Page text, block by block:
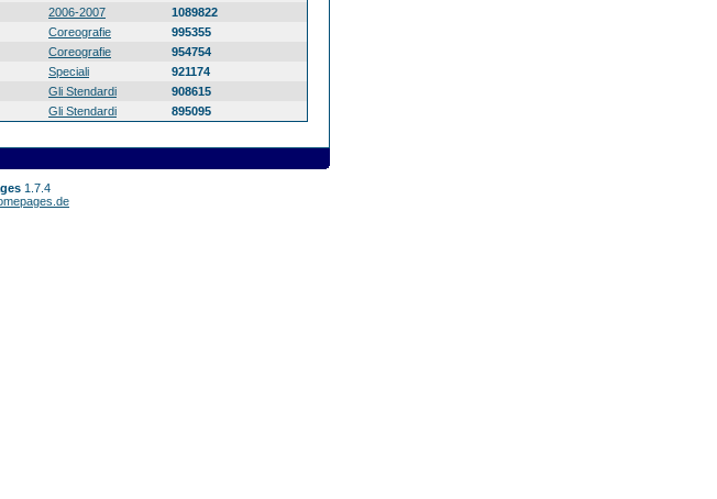
2006-2007
1089822
Coreografie
995355
Coreografie
954754
Speciali
921174
Gli Stendardi
908615
Gli Stendardi 895095
1.7.4